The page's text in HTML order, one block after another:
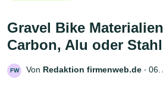
Gravel Bike
Carbon, Alu oder
FW Von Redaktion firmenweb.de ‧ 06.